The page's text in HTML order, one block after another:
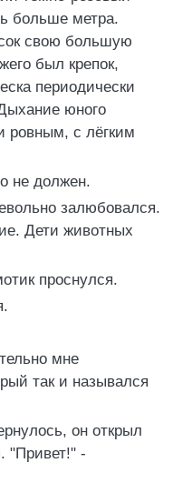
больше метра.
свою большую
был крепок,
периодически
юного
ровным, с лёгким
не должен.
залюбовался.
Дети животных
проснулся.
мне
так и назывался
он открыл
"Привет!" -